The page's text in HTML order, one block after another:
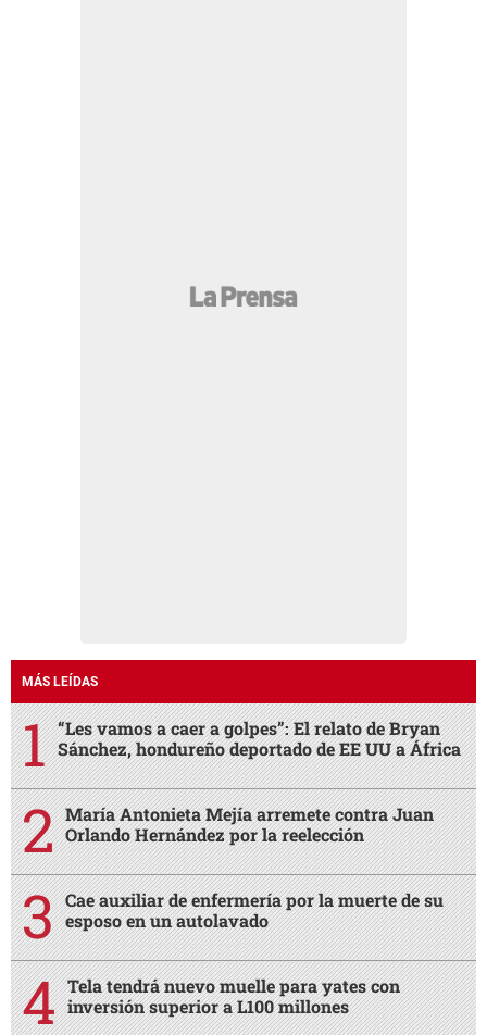
MÁS LEÍDAS
“Les vamos a caer a golpes”: El relato de Bryan
Sánchez, hondureño deportado de EE UU a África
María Antonieta Mejía arremete contra Juan
Orlando Hernández por la reelección
Cae auxiliar de enfermería por la muerte de su
esposo en un autolavado
Tela tendrá nuevo muelle para yates con
inversión superior a L100 millones